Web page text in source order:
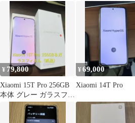
ングレー
100%
¥ 79,800
Xiaomi 15T Pro 256GB
本体 グレー ガラスフィ
ルム付
¥69,000
Xiaomi 14T Pro